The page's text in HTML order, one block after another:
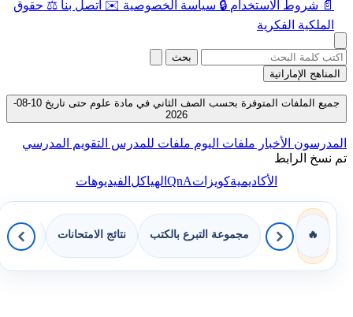
📄 شروط الاستخدام 🔒 سياسة الخصوصية ✉️ اتصل بنا ⚖️ حقوق
الملكية الفكرية
بحث
المناهج الإماراتية
جميع الملفات المتوفرة بحسب الصف الثاني في مادة علوم حتى تاريخ 10-08-
2026
المدرسون الأخبار ملفات اليوم ملفات للمدرس التقويم المدرسي
تم نسخ الرابط
الأكاديميةكويزاتQnAالهياكلالفيديوهات
🔥 مجموعة التبرع بالكتب نتائج الامتحانات